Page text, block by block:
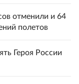
отменили и 64
полетов
Героя России